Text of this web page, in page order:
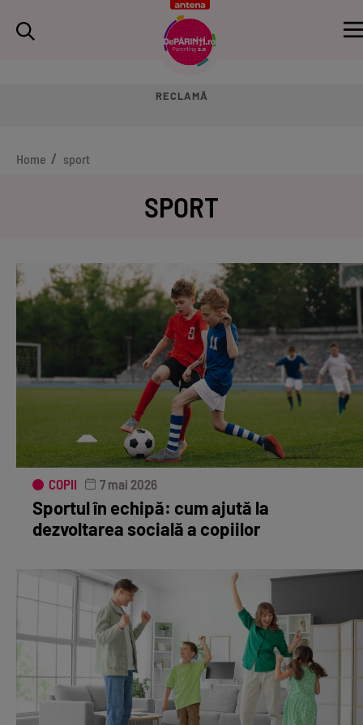
RECLAMĂ
Home sport
SPORT
COPII 7 mai 2026
Sportul în echipă: cum ajută la
dezvoltarea socială a copiilor